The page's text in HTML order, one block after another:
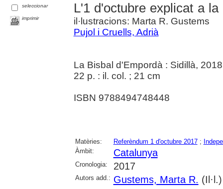
seleccionar
imprimir
L'1 d'octubre explicat a la
il·lustracions: Marta R. Gustems
Pujol i Cruells, Adrià
La Bisbal d'Empordà : Sidillà, 2018
22 p. : il. col. ; 21 cm
ISBN 9788494748448
Matèries: Referèndum 1 d'octubre 2017;
Àmbit:
Catalunya
Cronologia: 2017
Autors add.: Gustems, Marta R. (Il·l.)